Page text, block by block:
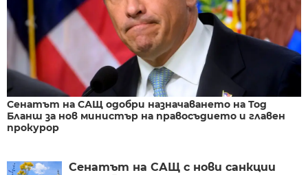
Сенатът на САЩ одобри назначаването на Тод
Бланш за нов министър на правосъдието и главен
прокурор
Сенатът на САЩ с нови санкции